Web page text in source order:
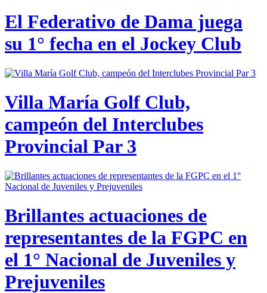
El Federativo de Dama juega
su 1° fecha en el Jockey Club
Villa María Golf Club,
campeón del Interclubes
Provincial Par 3
Brillantes actuaciones de
representantes de la FGPC en
el 1° Nacional de Juveniles y
Prejuveniles